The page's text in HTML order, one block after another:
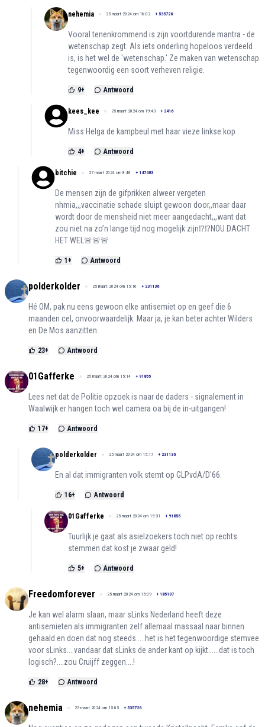
nehemia 25 maart 2024 om 16:02 + 535726
Vooral tenenkrommend is zijn voortdurende mantra - de
wetenschap zegt. Als iets onderling hopeloos verdeeld
is, is het wel de 'wetenschap.' Ze maken van wetenschap
tegenwoordig een soort verheven religie.
9+ Antwoord
kees_kee 25 maart 2024 om 19:43 + 2416
Miss Helga de kampbeul met haar vieze linkse kop
4+ Antwoord
bitchie 27 maart 2024 om 8:48 + 147483
De mensen zijn de gifprikken alweer vergeten
nhmia,,,vaccinatie schade sluipt gewoon door,,maar daar
wordt door de mensheid niet meer aangedacht,,,want dat
zou niet na zo’n lange tijd nog mogelijk zijn⁉️⁉️NOU DACHT
HET WEL🚨🚨🚨
1 + Antwoord
polderkolder 25 maart 2024 om 15:16 + 231136
Hé OM, pak nu eens gewoon elke antisemiet op en geef die 6
maanden cel, onvoorwaardelijk. Maar ja, je kan beter achter Wilders
en De Mos aanzitten.
23+ Antwoord
01Gafferke 25 maart 2024 om 15:14 + 91855
Lees net dat de Politie opzoek is naar de daders - signalement in
Waalwijk er hangen toch wel camera oa bij de in-uitgangen!
17+ Antwoord
polderkolder 25 maart 2024 om 15:17 + 231136
En al dat immigranten volk stemt op GLPvdA/D'66.
16+ Antwoord
01Gafferke 25 maart 2024 om 15:31 + 91855
Tuurlijk je gaat als asielzoekers toch niet op rechts
stemmen dat kost je zwaar geld!
5+ Antwoord
Freedomforever 25 maart 2024 om 15:09 + 185107
Je kan wel alarm slaan, maar sLinks Nederland heeft deze
antisemieten als immigranten zelf allemaal massaal naar binnen
gehaald en doen dat nog steeds.....het is het tegenwoordige stemvee
voor sLinks....vandaar dat sLinks de ander kant op kijkt......dat is toch
logisch?....zou Cruijff zeggen....!
28+ Antwoord
nehemia 25 maart 2024 om 15:05 + 535726